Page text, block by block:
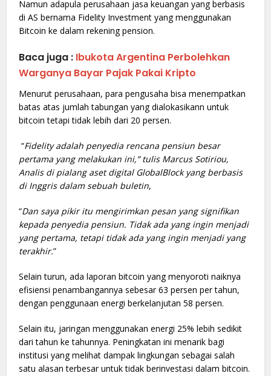
Namun adapula perusahaan jasa keuangan yang berbasis
di AS bernama Fidelity Investment yang menggunakan
Bitcoin ke dalam rekening pension.
Baca juga : Ibukota Argentina Perbolehkan
Warganya Bayar Pajak Pakai Kripto
Menurut perusahaan, para pengusaha bisa menempatkan
batas atas jumlah tabungan yang dialokasikann untuk
bitcoin tetapi tidak lebih dari 20 persen.
“Fidelity adalah penyedia rencana pensiun besar
pertama yang melakukan ini,” tulis Marcus Sotiriou,
Analis di pialang aset digital GlobalBlock yang berbasis
di Inggris dalam sebuah buletin,
“Dan saya pikir itu mengirimkan pesan yang signifikan
kepada penyedia pensiun. Tidak ada yang ingin menjadi
yang pertama, tetapi tidak ada yang ingin menjadi yang
terakhir.”
Selain turun, ada laporan bitcoin yang menyoroti naiknya
efisiensi penambangannya sebesar 63 persen per tahun,
dengan penggunaan energi berkelanjutan 58 persen.
Selain itu, jaringan menggunakan energi 25% lebih sedikit
dari tahun ke tahunnya. Peningkatan ini menarik bagi
institusi yang melihat dampak lingkungan sebagai salah
satu alasan terbesar untuk tidak berinvestasi dalam bitcoin.